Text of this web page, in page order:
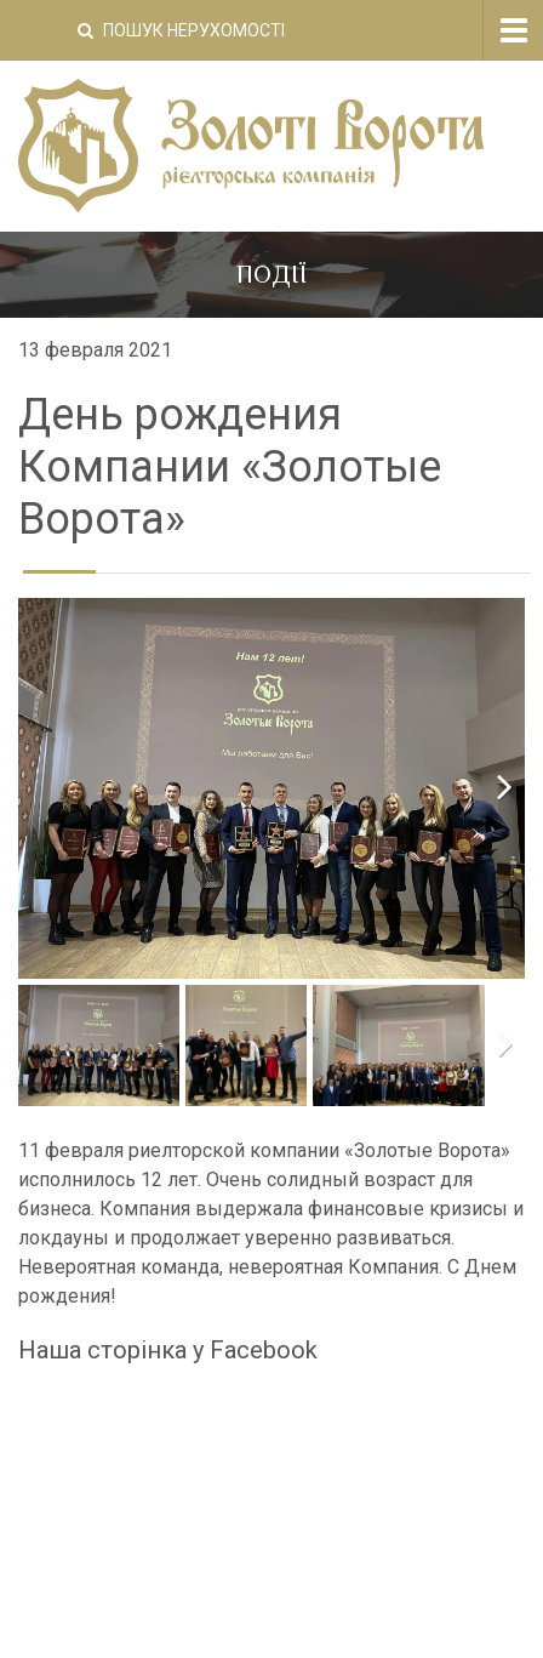
ПОШУК НЕРУХОМОСТІ
ПОДІЇ
13 февраля 2021
День рождения
Компании «Золотые
Ворота»
11 февраля риелторской компании «Золотые Ворота»
исполнилось 12 лет. Очень солидный возраст для
бизнеса. Компания выдержала финансовые кризисы и
локдауны и продолжает уверенно развиваться.
Невероятная команда, невероятная Компания. С Днем
рождения!
Наша сторінка у Facebook